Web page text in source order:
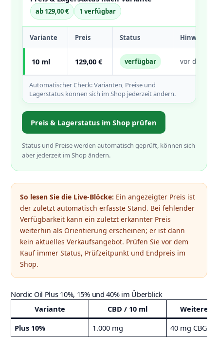
ab 129,00 € 1 verfügbar
Variante Preis Status Hinweis
10 ml 129,00 € verfügbar vor dem
Automatischer Check: Varianten, Preise und
Lagerstatus können sich im Shop jederzeit ändern.
Preis & Lagerstatus im Shop prüfen
Status und Preise werden automatisch geprüft, können sich
aber jederzeit im Shop ändern.
So lesen Sie die Live-Blöcke: Ein angezeigter Preis ist
der zuletzt automatisch erfasste Stand. Bei fehlender
Verfügbarkeit kann ein zuletzt erkannter Preis
weiterhin als Orientierung erscheinen; er ist dann
kein aktuelles Verkaufsangebot. Prüfen Sie vor dem
Kauf immer Status, Prüfzeitpunkt und Endpreis im
Shop.
Nordic Oil Plus 10%, 15% und 40% im Überblick
Variante
CBD / 10 ml
Weitere
Plus 10%
1.000 mg
40 mg CBG,